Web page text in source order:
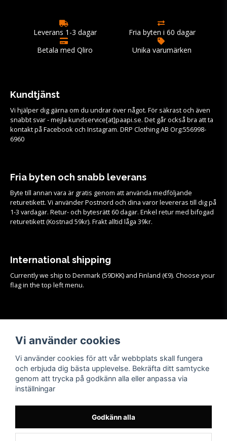
Leverans 1-3 dagar
Fria byten i 60 dagar
Betala med Qliro
Unika varumärken
Kundtjänst
Vi hjälper dig gärna om du undrar över något. För säkrast och även
snabbt svar - mejla kundservice[at]paapi.se. Det går också bra att ta
kontakt på Facebook och Instagram. DRP Clothing AB Org:556998-
6960
Fria byten och snabb leverans
Byte till annan vara är gratis genom att använda medföljande
returetikett. Vi använder Postnord och dina varor levereras till dig på
1-3 vardagar. Retur- och bytesrätt 60 dagar. Enkel retur med bifogad
returetikett (Kostnad 59kr). Frakt alltid låga 39kr.
International shipping
Currently we ship to Denmark (59DKK) and Finland (€9). Choose your
flag in the top left menu.
Se samtliga köpvillkor och mer info om frakt, retur och byten
Vi använder cookies
Vi använder cookies för att vår webbplats skall fungera
och erbjuda dig bästa upplevelse. Bekräfta ditt samtycke
genom att trycka på godkänn alla eller anpassa via
inställningar
Godkänn alla